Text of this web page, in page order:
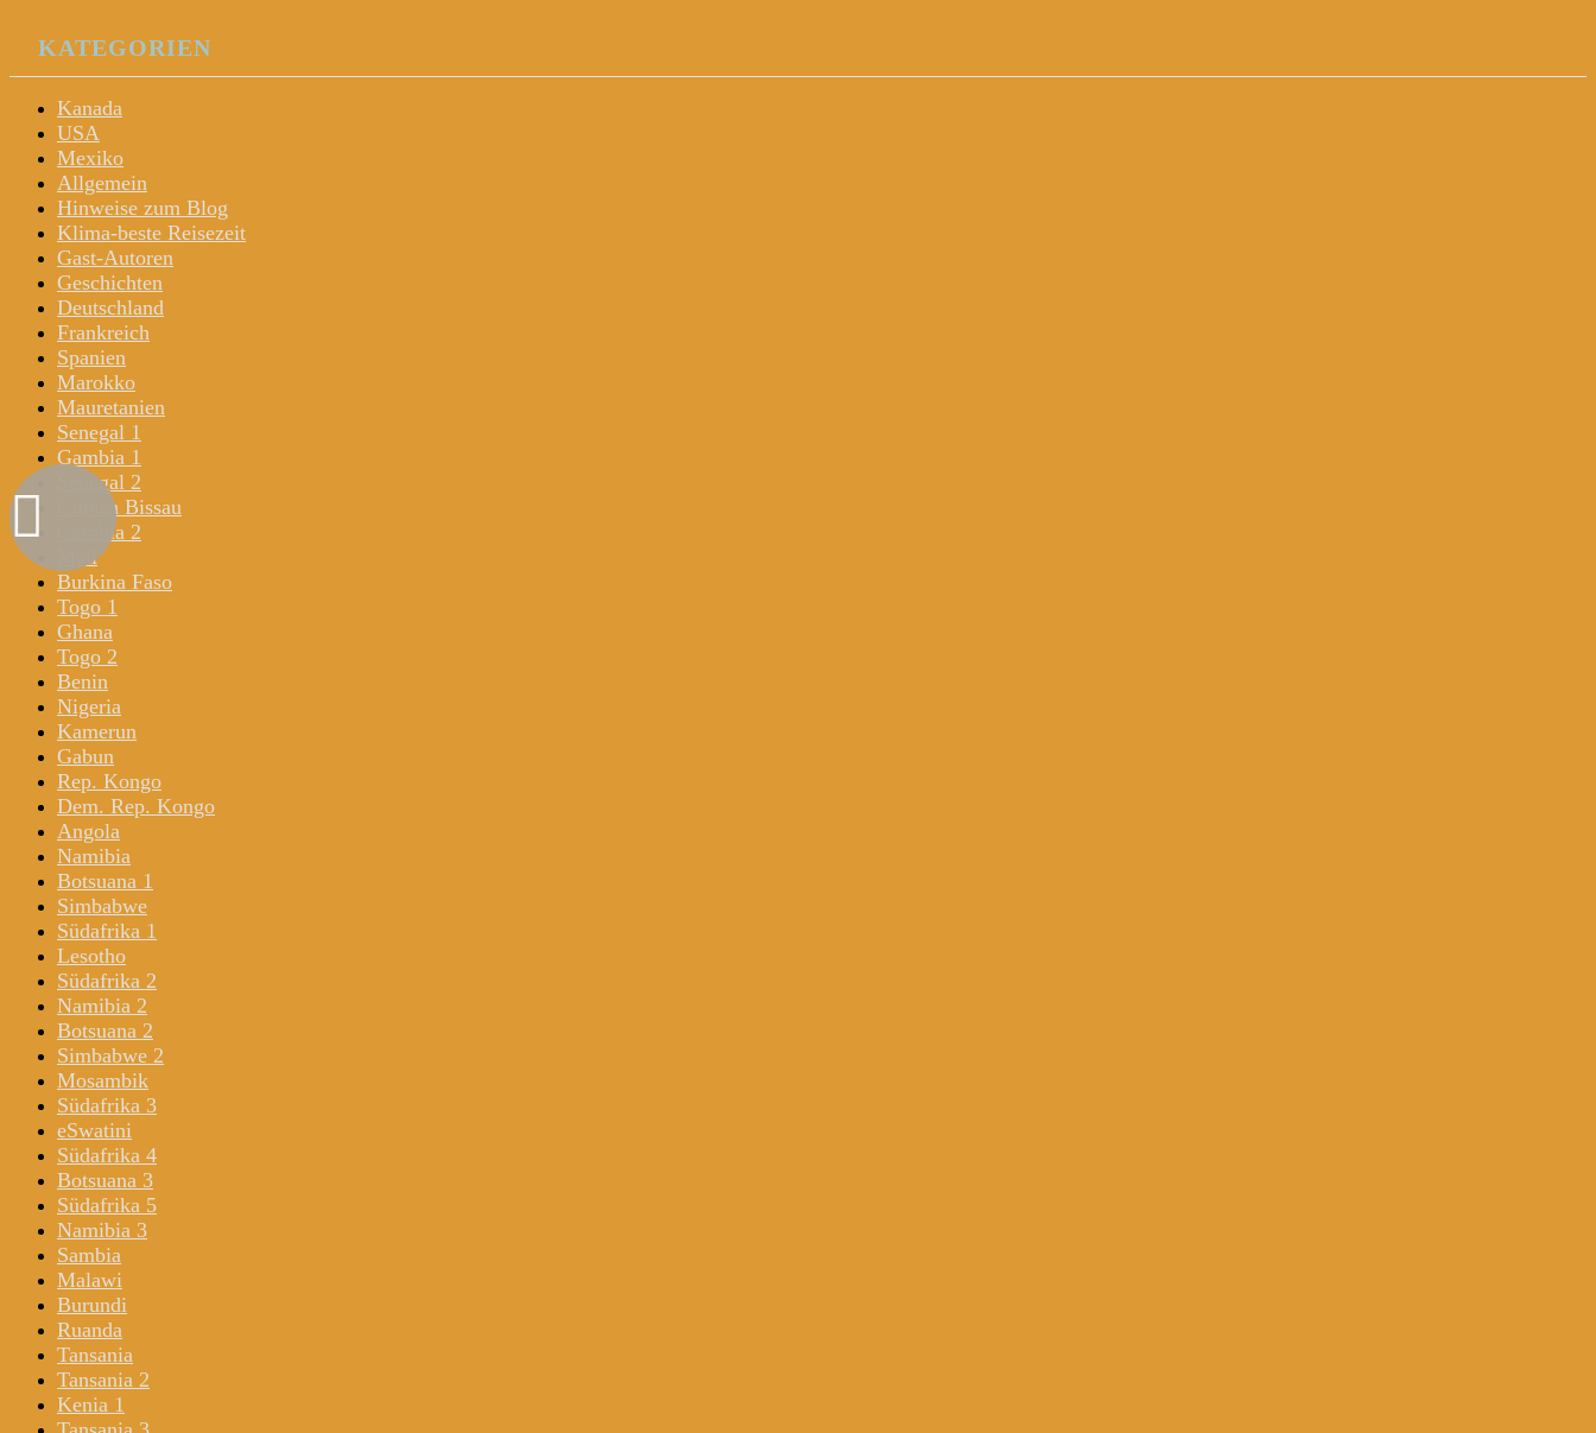
KATEGORIEN
Kanada
USA
Mexiko
Allgemein
Hinweise zum Blog
Klima-beste Reisezeit
Gast-Autoren
Geschichten
Deutschland
Frankreich
Spanien
Marokko
Mauretanien
Senegal 1
Gambia 1
Senegal 2
Guinea Bissau
Gambia 2
Mali
Burkina Faso
Togo 1
Ghana
Togo 2
Benin
Nigeria
Kamerun
Gabun
Rep. Kongo
Dem. Rep. Kongo
Angola
Namibia
Botsuana 1
Simbabwe
Südafrika 1
Lesotho
Südafrika 2
Namibia 2
Botsuana 2
Simbabwe 2
Mosambik
Südafrika 3
eSwatini
Südafrika 4
Botsuana 3
Südafrika 5
Namibia 3
Sambia
Malawi
Burundi
Ruanda
Tansania
Tansania 2
Kenia 1